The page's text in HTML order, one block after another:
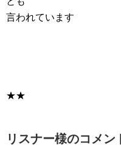
言われています
★★
リスナー様のコメン